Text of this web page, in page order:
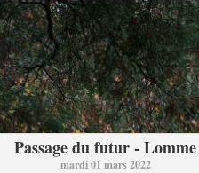
Passage du futur - Lomme
mardi 01 mars 2022